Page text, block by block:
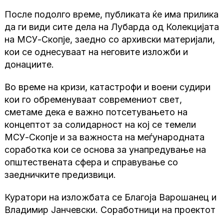
После подолго време, публиката ќе има прилика
да ги види сите дела на Лубарда од Колекцијата
на МСУ-Скопје, заедно со архивски материјали,
кои се однесуваат на неговите изложби и
донациите.
Во време на кризи, катастрофи и воени судири
кои го обременуваат современиот свет,
сметаме дека е важно потсетувањето на
концептот за солидарност на кој се темели
МСУ-Скопје и за важноста на меѓународната
соработка кои се основа за унапредување на
општествената сфера и справување со
заедничките предизвици.
Куратори на изложбата се Благоја Варошанец и
Владимир Јанчевски. Соработници на проектот